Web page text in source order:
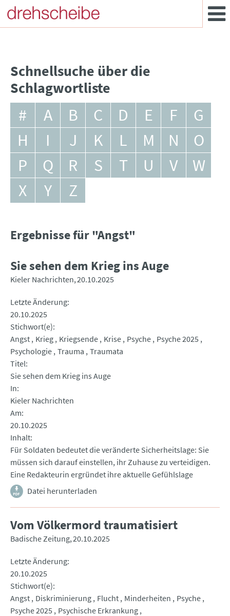
Schnellsuche über die
Schlagwortliste
# A B C D E F
G
H
I J K L M N
O
P
Q R S T U V
W
X
Y Z
Ergebnisse für "Angst"
Sie sehen dem Krieg ins Auge
Kieler Nachrichten 20.10.2025
Letzte Änderung
20.10.2025
Stichwort(e)
Angst Krieg Kriegsende Krise Psyche Psyche 2025
Psychologie Trauma Traumata
Titel
Sie sehen dem Krieg ins Auge
In
Kieler Nachrichten
Am
20.10.2025
Inhalt
Für Soldaten bedeutet die veränderte Sicherheitslage: Sie
müssen sich darauf einstellen, ihr Zuhause zu verteidigen.
Eine Redakteurin ergründet ihre aktuelle Gefühlslage
Datei herunterladen
Vom Völkermord traumatisiert
Badische Zeitung 20.10.2025
Letzte Änderung
20.10.2025
Stichwort(e)
Angst Diskriminierung Flucht Minderheiten
Psyche
Psyche 2025
Psychische Erkrankung